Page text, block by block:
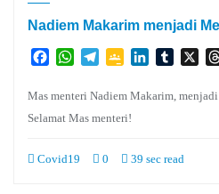
Nadiem Makarim menjadi
FacebookWhatsApp
TelegramGoogleLinkedInTumblr
X
Mas menteri Nadiem Makarim,
Selamat Mas menteri!
Covid19 0 39 sec read